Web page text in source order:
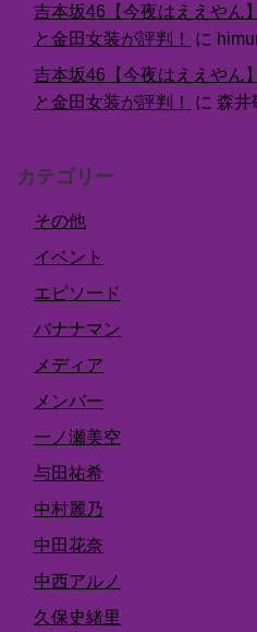
吉本坂46【今夜はええやん
と金田女装が評判！
に
吉本坂46【今夜はええやん
と金田女装が評判！
に 森井
カテゴリー
その他
イベント
エピソード
バナナマン
メディア
メンバー
一ノ瀬美空
与田祐希
中村麗乃
中田花奈
中西アルノ
久保史緒里